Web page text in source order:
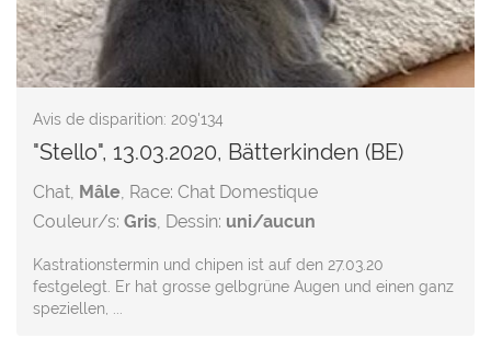
Avis de disparition: 209'134
"Stello", 13.03.2020, Bätterkinden (BE)
Chat, Mâle, Race: Chat Domestique
Couleur/s: Gris, Dessin: uni/aucun
Kastrationstermin und chipen ist auf den 27.03.20
festgelegt. Er hat grosse gelbgrüne Augen und einen ganz
speziellen, ...